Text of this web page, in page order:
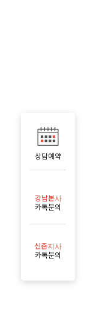
상담예약
강남본사
카톡문의
신촌지사
카톡문의